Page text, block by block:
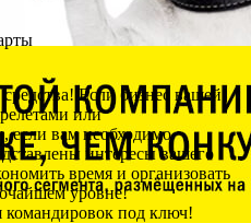
Если бизнес вашей
или
если вам необходимо
интересы вашего
время и организовать
уровне!
под ключ!